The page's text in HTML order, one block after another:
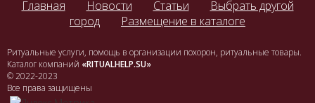
Главная Новости Статьи
Выбрать другой
город
Размещение в каталоге
Ритуальные услуги, помощь в организации похорон, ритуальные товары.
Каталог компаний «RITUALHELP.SU»
© 2022-2023
Все права защищены